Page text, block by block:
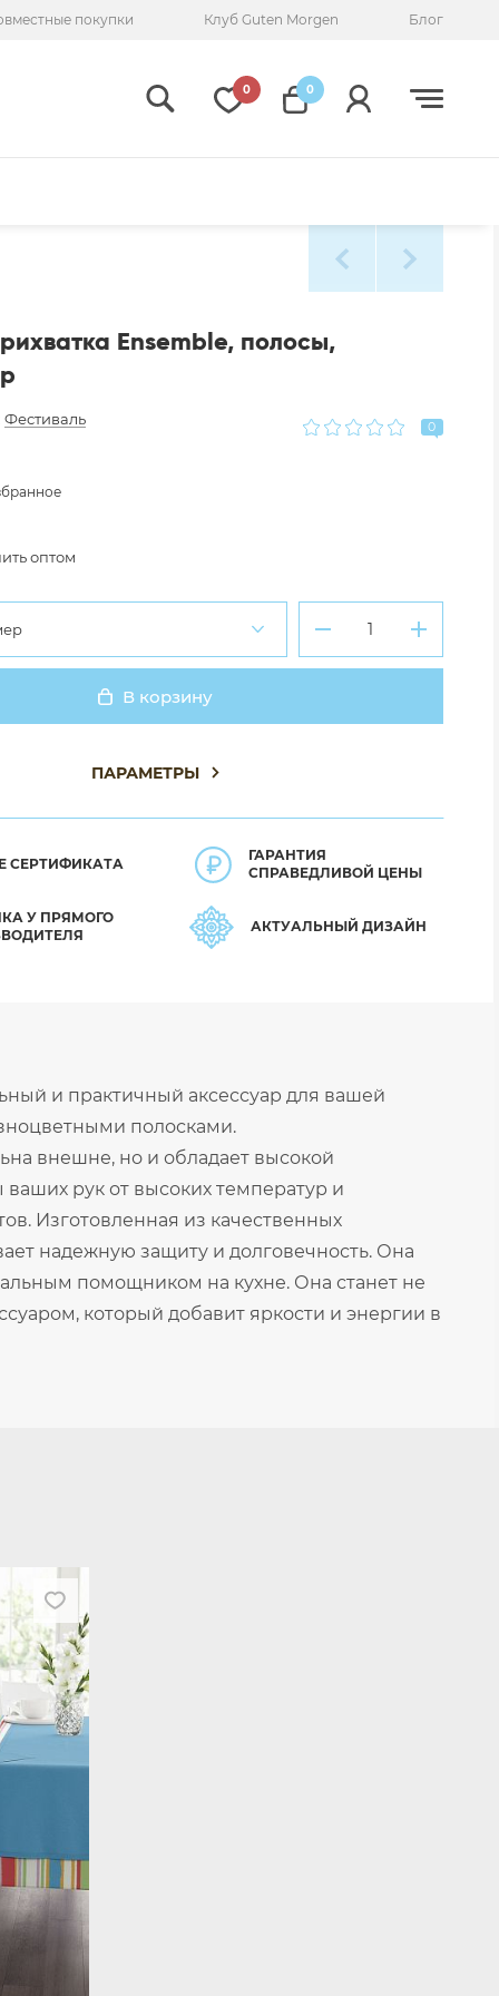
покупки Клуб Guten Morgen Блог
0 0
Ensemble, полосы,
Фестиваль 0
оптом
В корзину
ПАРАМЕТРЫ
СЕРТИФИКАТА
ГАРАНТИЯ
СПРАВЕДЛИВОЙ ЦЕНЫ
У ПРЯМОГО
АКТУАЛЬНЫЙ ДИЗАЙН
и практичный аксессуар для вашей
полосками.
внешне, но и обладает высокой
рук от высоких температур и
Изготовленная из качественных
надежную защиту и долговечность. Она
помощником на кухне. Она станет не
который добавит яркости и энергии в